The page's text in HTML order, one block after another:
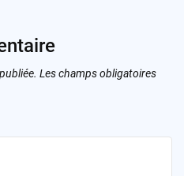
Les champs obligatoires